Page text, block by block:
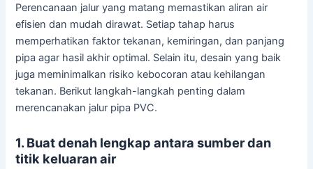
Perencanaan jalur yang matang memastikan aliran air
efisien dan mudah dirawat. Setiap tahap harus
memperhatikan faktor tekanan, kemiringan, dan panjang
pipa agar hasil akhir optimal. Selain itu, desain yang baik
juga meminimalkan risiko kebocoran atau kehilangan
tekanan. Berikut langkah-langkah penting dalam
merencanakan jalur pipa PVC.
1. Buat denah lengkap antara sumber dan
titik keluaran air